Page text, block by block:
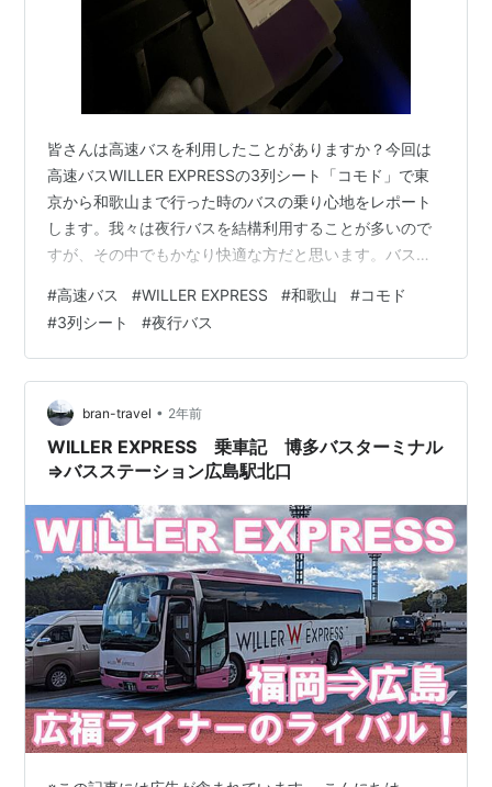
皆さんは高速バスを利用したことがありますか？今回は
高速バスWILLER EXPRESSの3列シート「コモド」で東
京から和歌山まで行った時のバスの乗り心地をレポート
します。我々は夜行バスを結構利用することが多いので
すが、その中でもかなり快適な方だと思います。バス選
す。 和歌山行き高速バスのメリット・デメリット メリッ
ト 安い・早朝に到着できる・乗り換えがない・南紀白浜
以外へのアクセスが便利 デメリット 長時間移動で疲れる
コモドの特徴 1車両に8席のみのゆったりとした配置 マイ
カーテンで完全なプライベート空間 珍道中エピソード 犯
人は母でした …
#高速バス #WILLER EXPRESS #和歌山 #コモド
#3列シート #夜行バス
bran-travel • 2年前
WILLER EXPRESS 乗車記 博多バスターミナル
⇒バスステーション広島駅北口